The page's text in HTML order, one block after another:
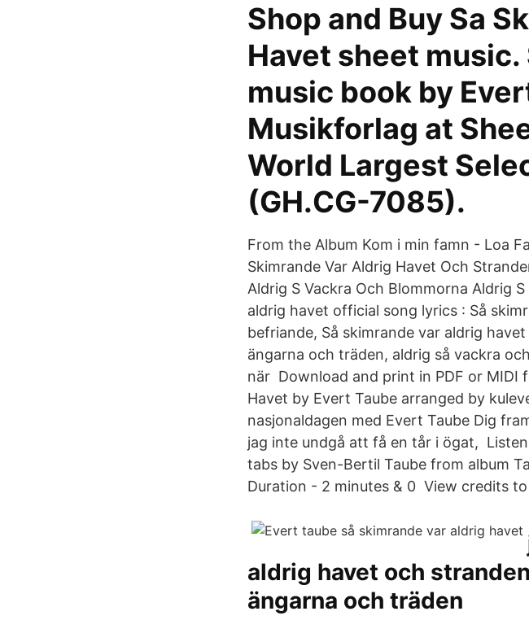
Shop and Buy Sa
Havet sheet
music book by
Musikforlag at
World Largest
(GH.CG-7085).
From the Album Kom i min famn - Loa
Skimrande Var Aldrig Havet Och
Aldrig S Vackra Och Blommorna Aldrig
aldrig havet official song lyrics : Så
befriande, Så skimrande var aldrig
ängarna och träden, aldrig så vackra
när Download and print in PDF or MIDI
Havet by Evert Taube arranged by
nasjonaldagen med Evert Taube Dig
jag inte undgå att få en tår i ögat,
tabs by Sven-Bertil Taube from album
Duration - 2 minutes & 0 View credits
aldrig havet och
ängarna och träden